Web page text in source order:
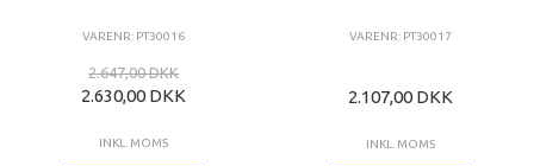
VARENR: PT30016
2.647,00 DKK
2.630,00 DKK
INKL. MOMS
VARENR: PT30017
2.107,00 DKK
INKL. MOMS